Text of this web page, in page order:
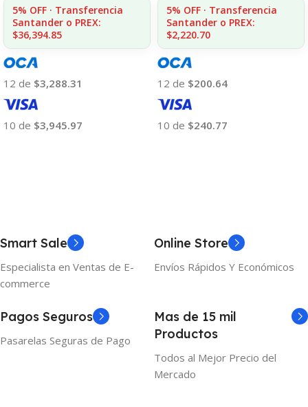
5% OFF · Transferencia
Santander o PREX:
$36,394.85
12 de $3,288.31
10 de $3,945.97
5% OFF · Transferencia
Santander o PREX:
$2,220.70
12 de $200.64
10 de $240.77
Smart Sale
Especialista en Ventas de E-
commerce
Online Store
Envíos Rápidos Y Económicos
Pagos Seguros
Pasarelas Seguras de Pago
Mas de 15 mil
Productos
Todos al Mejor Precio del
Mercado